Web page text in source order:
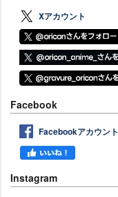
Xアカウント
Facebook
Facebookアカウント
Instagram